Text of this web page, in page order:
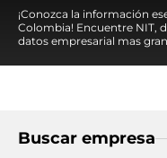
¡Conozca la información
Colombia! Encuentre NIT,
datos empresarial mas
Buscar empresa